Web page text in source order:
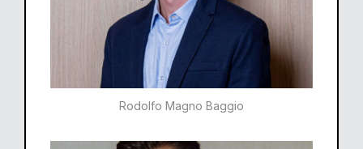
Rodolfo Magno Baggio​​